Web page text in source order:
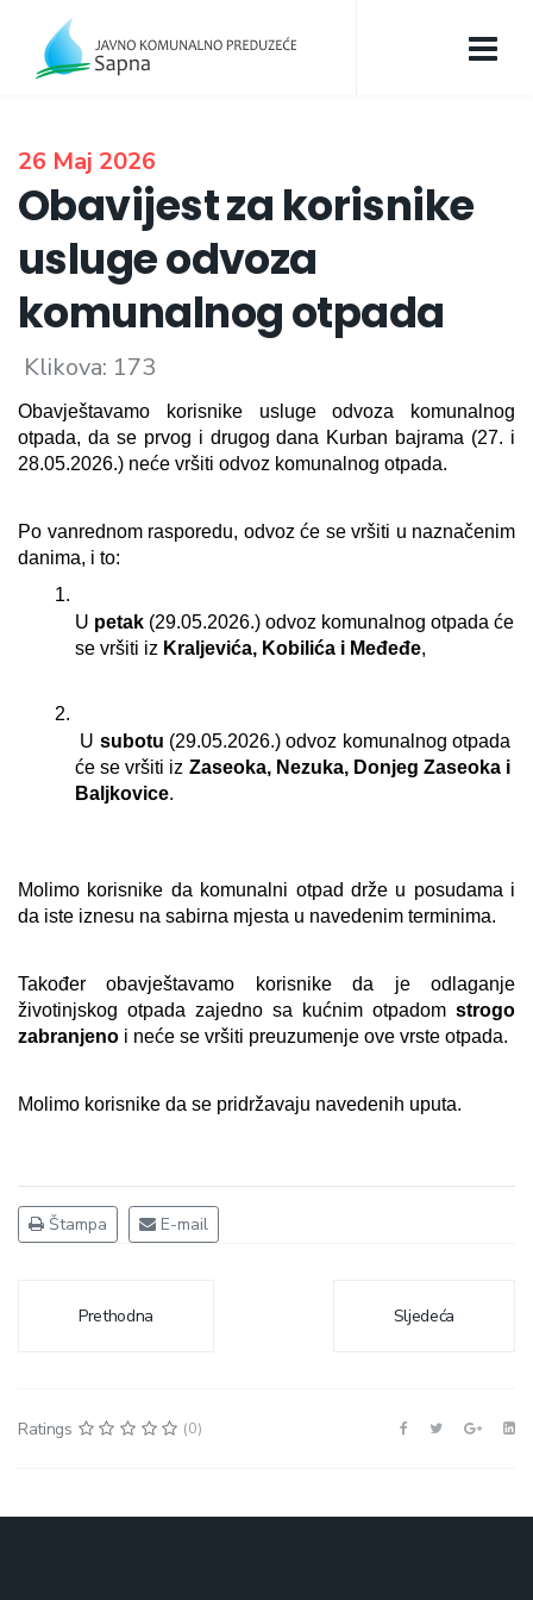
Obavijest za korisnike
usluge odvoza
komunalnog otpada
26 Maj 2026
Klikova: 173
Obavještavamo korisnike usluge odvoza komunalnog
otpada, da se prvog i drugog dana Kurban bajrama (27. i
28.05.2026.) neće vršiti odvoz komunalnog otpada.
Po vanrednom rasporedu, odvoz će se vršiti u naznačenim
danima, i to:
U petak (29.05.2026.) odvoz komunalnog otpada će
se vršiti iz Kraljevića, Kobilića i Međeđe,
U subotu (29.05.2026.) odvoz komunalnog otpada
će se vršiti iz Zaseoka, Nezuka, Donjeg Zaseoka i
Baljkovice.
Molimo korisnike da komunalni otpad drže u posudama i
da iste iznesu na sabirna mjesta u navedenim terminima.
Također obavještavamo korisnike da je odlaganje
životinjskog otpada zajedno sa kućnim otpadom strogo
zabranjeno i neće se vršiti preuzumenje ove vrste otpada.
Molimo korisnike da se pridržavaju navedenih uputa.
Štampa E-mail
Prethodna Sljedeća
Ratings (0)